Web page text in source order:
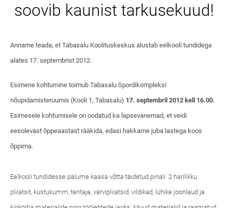
soovib kaunist tarkusekuud!
Anname teada, et Tabasalu Koolituskeskus alustab eelkooli tundidega
alates 17. septembrist 2012.
Esimene kohtumine toimub Tabasalu Spordikompleksi
nõupidamisteruumis (Kooli 1, Tabasalu) 17. septembril 2012 kell 16.00.
Esimesele kohtumisele on oodatud ka lapsevanemad, et veidi
eesolevast õppeaastast rääkida, edasi hakkame juba lastega koos
õppima.
Eelkooli tundidesse palume kaasa võtta täidetud pinali: 2 harilikku
pliiatsit, kustukumm, teritaja, värvipliiatsid, vildikad, lühike joonlaud ja